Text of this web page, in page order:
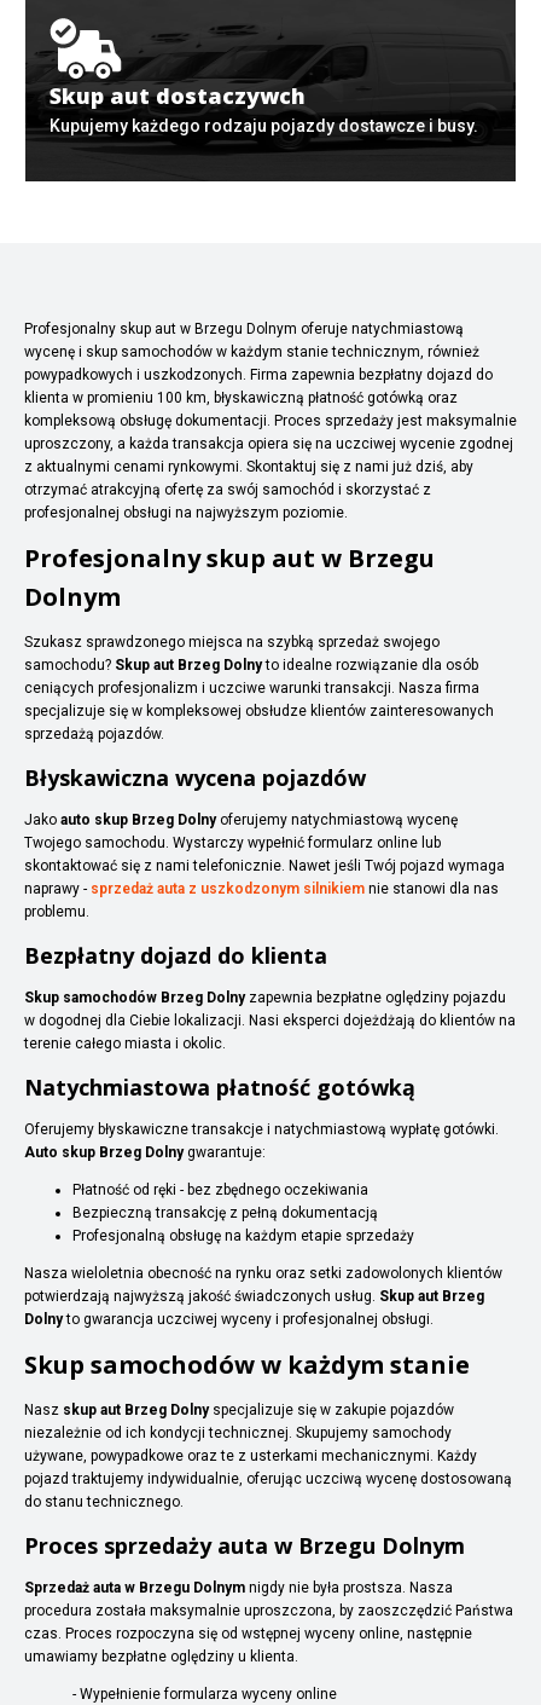
Skup aut dostaczywch
Kupujemy każdego rodzaju pojazdy dostawcze i busy.
Profesjonalny skup aut w Brzegu Dolnym oferuje natychmiastową
wycenę i skup samochodów w każdym stanie technicznym, również
powypadkowych i uszkodzonych. Firma zapewnia bezpłatny dojazd do
klienta w promieniu 100 km, błyskawiczną płatność gotówką oraz
kompleksową obsługę dokumentacji. Proces sprzedaży jest maksymalnie
uproszczony, a każda transakcja opiera się na uczciwej wycenie zgodnej
z aktualnymi cenami rynkowymi. Skontaktuj się z nami już dziś, aby
otrzymać atrakcyjną ofertę za swój samochód i skorzystać z
profesjonalnej obsługi na najwyższym poziomie.
Profesjonalny skup aut w Brzegu
Dolnym
Szukasz sprawdzonego miejsca na szybką sprzedaż swojego
samochodu? Skup aut Brzeg Dolnyto idealne rozwiązanie dla osób
ceniących profesjonalizm i uczciwe warunki transakcji. Nasza firma
specjalizuje się w kompleksowej obsłudze klientów zainteresowanych
sprzedażą pojazdów.
Błyskawiczna wycena pojazdów
Jako auto skup Brzeg Dolnyoferujemy natychmiastową wycenę
Twojego samochodu. Wystarczy wypełnić formularz online lub
skontaktować się z nami telefonicznie. Nawet jeśli Twój pojazd wymaga
naprawy - sprzedaż auta z uszkodzonym silnikiem nie stanowi dla nas
problemu.
Bezpłatny dojazd do klienta
Skup samochodów Brzeg Dolnyzapewnia bezpłatne oględziny pojazdu
w dogodnej dla Ciebie lokalizacji. Nasi eksperci dojeżdżają do klientów na
terenie całego miasta i okolic.
Natychmiastowa płatność gotówką
Oferujemy błyskawiczne transakcje i natychmiastową wypłatę gotówki.
Auto skup Brzeg Dolnygwarantuje:
Płatność od ręki - bez zbędnego oczekiwania
Bezpieczną transakcję z pełną dokumentacją
Profesjonalną obsługę na każdym etapie sprzedaży
Nasza wieloletnia obecność na rynku oraz setki zadowolonych klientów
potwierdzają najwyższą jakość świadczonych usług. Skup aut Brzeg
Dolnyto gwarancja uczciwej wyceny i profesjonalnej obsługi.
Skup samochodów w każdym stanie
Nasz skup aut Brzeg Dolnyspecjalizuje się w zakupie pojazdów
niezależnie od ich kondycji technicznej. Skupujemy samochody
używane, powypadkowe oraz te z usterkami mechanicznymi. Każdy
pojazd traktujemy indywidualnie, oferując uczciwą wycenę dostosowaną
do stanu technicznego.
Proces sprzedaży auta w Brzegu Dolnym
Sprzedaż auta w Brzegu Dolnym nigdy nie była prostsza. Nasza
procedura została maksymalnie uproszczona, by zaoszczędzić Państwa
czas. Proces rozpoczyna się od wstępnej wyceny online, następnie
umawiamy bezpłatne oględziny u klienta.
- Wypełnienie formularza wyceny online